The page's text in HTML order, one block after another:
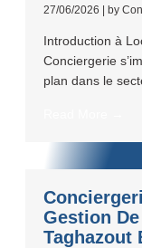
27/06/2026 | by
Introduction à
Conciergerie
plan dans le
Gestion
Taghazout